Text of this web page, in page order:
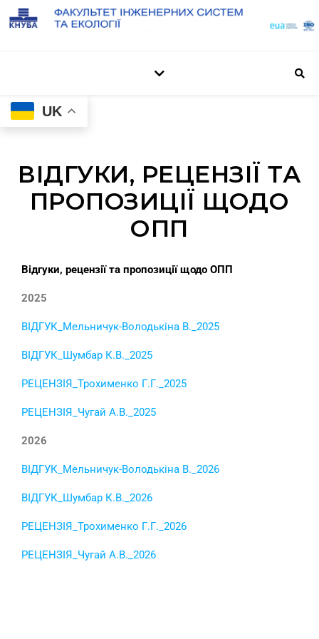
UK
ВІДГУКИ, РЕЦЕНЗІЇ ТА
ПРОПОЗИЦІЇ ЩОДО
ОПП
Відгуки, рецензії та пропозиції щодо ОПП
2025
ВІДГУК_Мельничук-Володькіна В._2025
ВІДГУК_Шумбар К.В._2025
РЕЦЕНЗІЯ_Трохименко Г.Г._2025
РЕЦЕНЗІЯ_Чугай А.В._2025
2026
ВІДГУК_Мельничук-Володькіна В._2026
ВІДГУК_Шумбар К.В._2026
РЕЦЕНЗІЯ_Трохименко Г.Г._2026
РЕЦЕНЗІЯ_Чугай А.В._2026